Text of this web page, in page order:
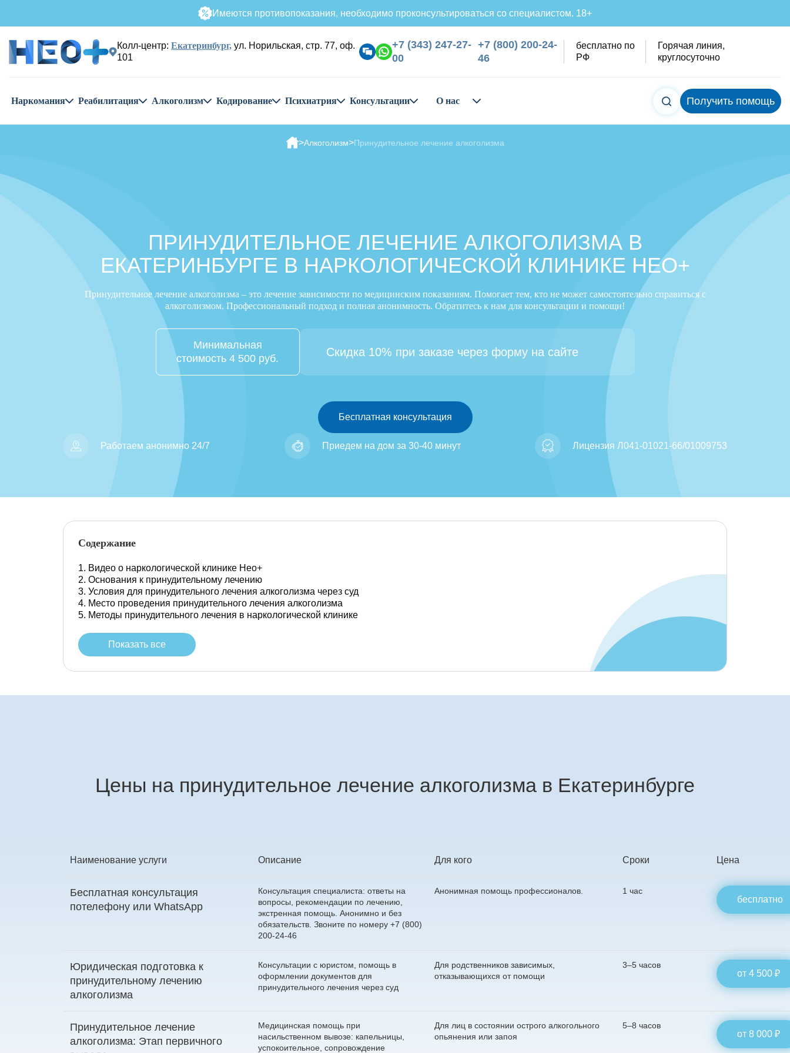
Имеются противопоказания, необходимо проконсультироваться со специалистом. 18+
Колл-центр: Екатеринбург, ул. Норильская, стр. 77, оф.
101
+7 (343) 247-27-
00
+7 (800) 200-24-
46
бесплатно по
РФ
Горячая линия,
круглосуточно
Наркомания Реабилитация Алкоголизм Кодирование Психиатрия Консультации О нас Получить помощь
Алкоголизм Принудительное лечение алкоголизма
ПРИНУДИТЕЛЬНОЕ ЛЕЧЕНИЕ АЛКОГОЛИЗМА В
ЕКАТЕРИНБУРГЕ В НАРКОЛОГИЧЕСКОЙ КЛИНИКЕ НЕО+
Принудительное лечение алкоголизма – это лечение зависимости по медицинским показаниям. Помогает тем, кто не может самостоятельно справиться с
алкоголизмом. Профессиональный подход и полная анонимность. Обратитесь к нам для консультации и помощи!
Минимальная
стоимость 4 500 руб.
Скидка 10% при заказе через форму на сайте
Бесплатная консультация
Работаем анонимно 24/7 Приедем на дом за 30-40 минут Лицензия Л041-01021-66/01009753
Содержание
Видео о наркологической клинике Нео+
Основания к принудительному лечению
Условия для принудительного лечения алкоголизма через суд
Место проведения принудительного лечения алкоголизма
Методы принудительного лечения в наркологической клинике
Показать все
Цены на принудительное лечение алкоголизма в Екатеринбурге
Наименование услуги Описание Для кого Сроки Цена
Бесплатная консультация
потелефону или WhatsApp
Консультация специалиста: ответы на
вопросы, рекомендации по лечению,
экстренная помощь. Анонимно и без
обязательств. Звоните по номеру +7 (800)
200-24-46
Анонимная помощь профессионалов. 1 час
бесплатно
Юридическая подготовка к
принудительному лечению
алкоголизма
Консультации с юристом, помощь в
оформлении документов для
принудительного лечения через суд
Для родственников зависимых,
отказывающихся от помощи
3–5 часов
от 4 500 ₽
Принудительное лечение
алкоголизма: Этап первичного
Медицинская помощь при
насильственном вывозе: капельницы,
успокоительное, сопровождение
Для лиц в состоянии острого алкогольного
опьянения или запоя
5–8 часов
от 8 000 ₽